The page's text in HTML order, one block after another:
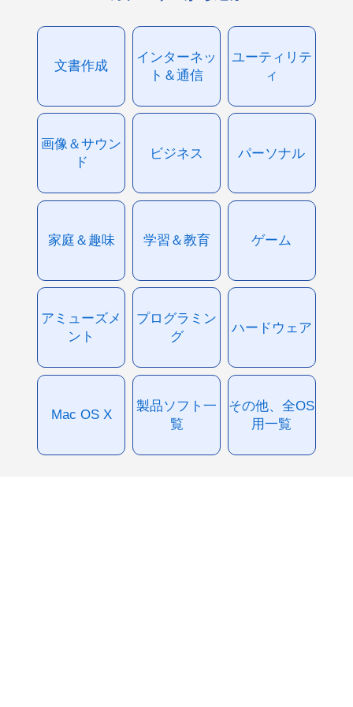
文書作成
インターネッ
ト＆通信
ユーティリテ
ィ
画像＆サウン
ド
ビジネス パーソナル
家庭＆趣味 学習＆教育 ゲーム
アミューズメ
ント
プログラミン
グ
ハードウェア
Mac OS X
製品ソフト一
覧
その他、全OS
用一覧